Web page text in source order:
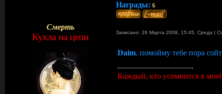
Награды: 5
Смерть
Кукла на цепи Записано: 26 Марта 2008, 15:45, Среда |
Daim, помойму тебе пора
Каждый, кто усомнится в